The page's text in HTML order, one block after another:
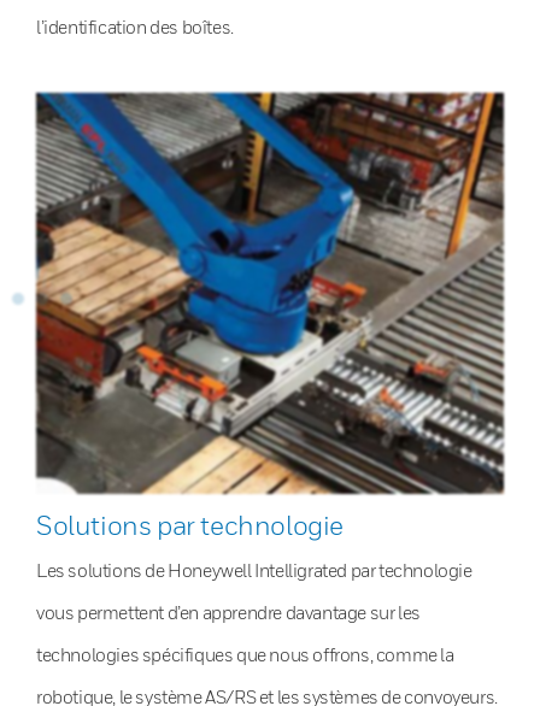
l’identification des boîtes.
Solutions par technologie
Les solutions de Honeywell Intelligrated par technologie
vous permettent d’en apprendre davantage sur les
technologies spécifiques que nous offrons, comme la
robotique, le système AS/RS et les systèmes de convoyeurs.